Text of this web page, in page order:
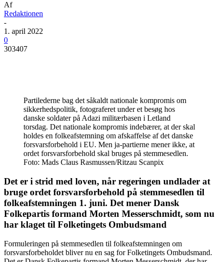
Af
Redaktionen
-
1. april 2022
0
303407
Partilederne bag det såkaldt nationale kompromis om
sikkerhedspolitik, fotograferet under et besøg hos
danske soldater på Adazi militærbasen i Letland
torsdag. Det nationale kompromis indebærer, at der skal
holdes en folkeafstemning om afskaffelse af det danske
forsvarsforbehold i EU. Men ja-partierne mener ikke, at
ordet forsvarsforbehold skal bruges på stemmesedlen.
Foto: Mads Claus Rasmussen/Ritzau Scanpix
Det er i strid med loven, når regeringen undlader at
bruge ordet forsvarsforbehold på stemmesedlen til
folkeafstemningen 1. juni. Det mener Dansk
Folkepartis formand Morten Messerschmidt, som nu
har klaget til Folketingets Ombudsmand
Formuleringen på stemmesedlen til folkeafstemningen om
forsvarsforbeholdet bliver nu en sag for Folketingets Ombudsmand.